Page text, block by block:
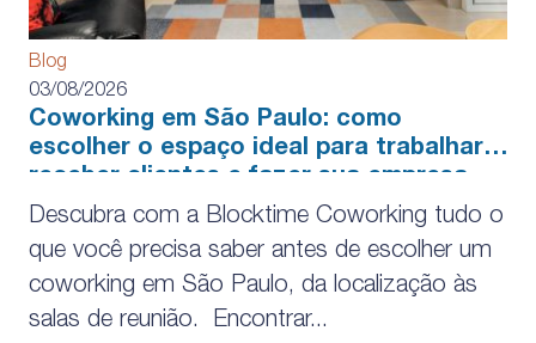
Blog
03/08/2026
Coworking em São Paulo: como
escolher o espaço ideal para trabalhar,
receber clientes e fazer sua empresa
crescer
Descubra com a Blocktime Coworking tudo o
que você precisa saber antes de escolher um
coworking em São Paulo, da localização às
salas de reunião. Encontrar...